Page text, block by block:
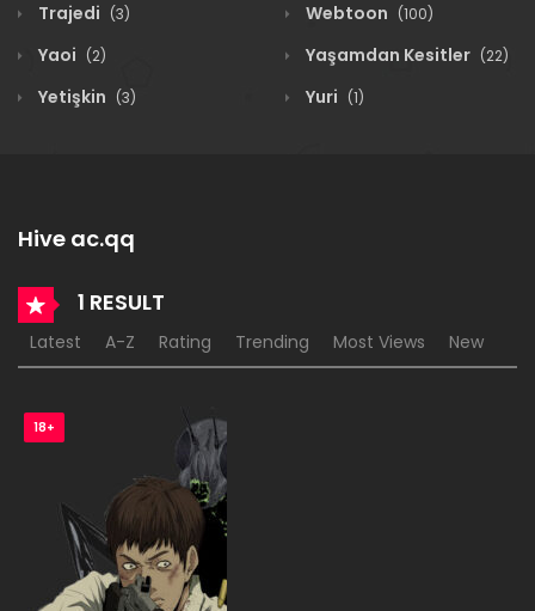
Trajedi (3) Webtoon (100)
Yaoi (2) Yaşamdan Kesitler (22)
Yetişkin (3) Yuri (1)
Hive ac.qq
1 RESULT
Latest A-Z Rating Trending Most Views New
18+